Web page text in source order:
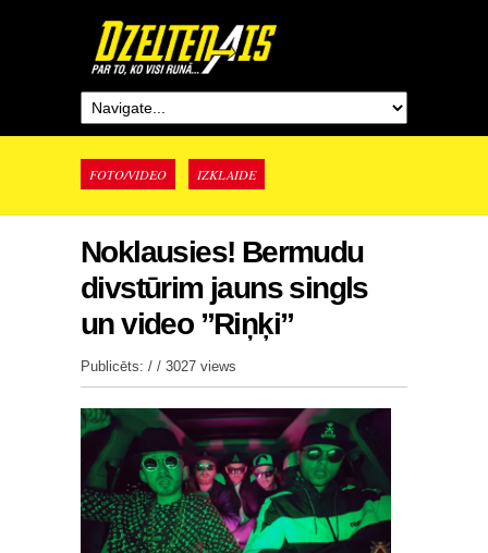
FOTO/VIDEO IZKLAIDE
Noklausies! Bermudu
divstūrim jauns singls
un video ”Riņķi”
Publicēts: / / 3027 views